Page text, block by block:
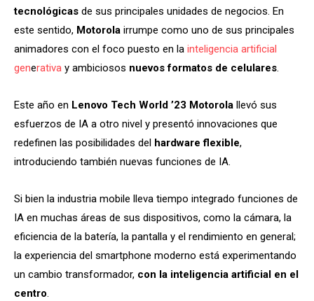
tecnológicas de sus principales unidades de negocios. En
este sentido, Motorola irrumpe como uno de sus principales
animadores con el foco puesto en la inteligencia artificial
generativa y ambiciosos nuevos formatos de celulares.
Este año en Lenovo Tech World ’23 Motorola llevó sus
esfuerzos de IA a otro nivel y presentó innovaciones que
redefinen las posibilidades del hardware flexible,
introduciendo también nuevas funciones de IA.
Si bien la industria mobile lleva tiempo integrado funciones de
IA en muchas áreas de sus dispositivos, como la cámara, la
eficiencia de la batería, la pantalla y el rendimiento en general;
la experiencia del smartphone moderno está experimentando
un cambio transformador, con la inteligencia artificial en el
centro.